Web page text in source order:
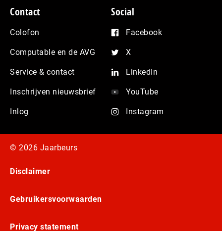
Contact
Colofon
Computable en de AVG
Service & contact
Inschrijven nieuwsbrief
Inlog
Social
Facebook
X
LinkedIn
YouTube
Instagram
© 2026 Jaarbeurs
Disclaimer
Gebruikersvoorwaarden
Privacy statement